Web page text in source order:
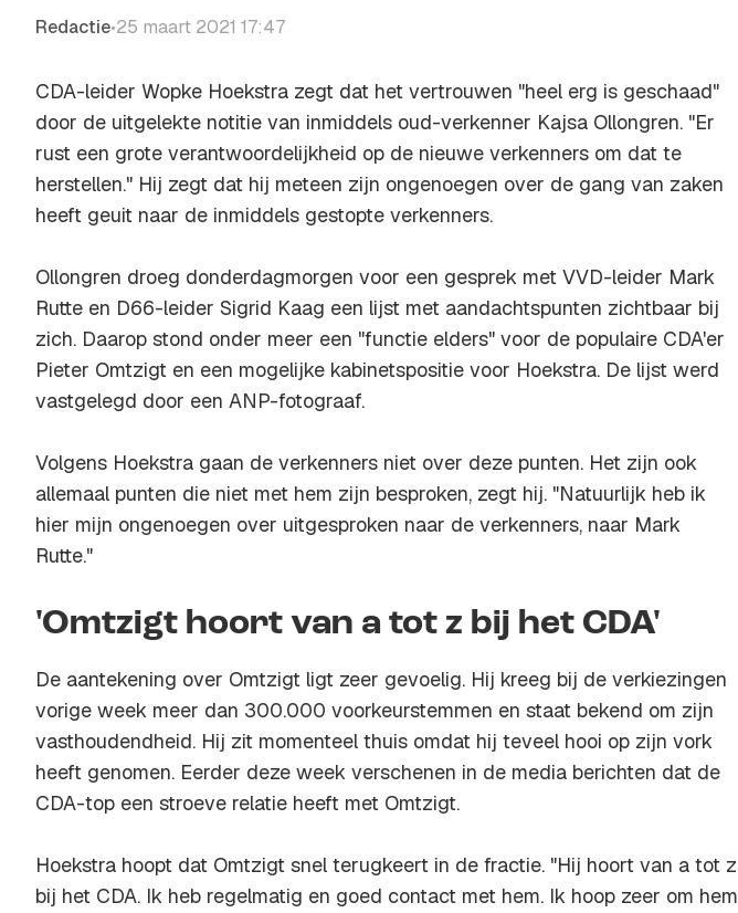
Redactie•25 maart 2021 17:47
CDA-leider Wopke Hoekstra zegt dat het vertrouwen "heel erg is geschaad"
door de uitgelekte notitie van inmiddels oud-verkenner Kajsa Ollongren. "Er
rust een grote verantwoordelijkheid op de nieuwe verkenners om dat te
herstellen." Hij zegt dat hij meteen zijn ongenoegen over de gang van zaken
heeft geuit naar de inmiddels gestopte verkenners.
Ollongren droeg donderdagmorgen voor een gesprek met VVD-leider Mark
Rutte en D66-leider Sigrid Kaag een lijst met aandachtspunten zichtbaar bij
zich. Daarop stond onder meer een "functie elders" voor de populaire CDA'er
Pieter Omtzigt en een mogelijke kabinetspositie voor Hoekstra. De lijst werd
vastgelegd door een ANP-fotograaf.
Volgens Hoekstra gaan de verkenners niet over deze punten. Het zijn ook
allemaal punten die niet met hem zijn besproken, zegt hij. "Natuurlijk heb ik
hier mijn ongenoegen over uitgesproken naar de verkenners, naar Mark
Rutte."
'Omtzigt hoort van a tot z bij het CDA'
De aantekening over Omtzigt ligt zeer gevoelig. Hij kreeg bij de verkiezingen
vorige week meer dan 300.000 voorkeurstemmen en staat bekend om zijn
vasthoudendheid. Hij zit momenteel thuis omdat hij teveel hooi op zijn vork
heeft genomen. Eerder deze week verschenen in de media berichten dat de
CDA-top een stroeve relatie heeft met Omtzigt.
Hoekstra hoopt dat Omtzigt snel terugkeert in de fractie. "Hij hoort van a tot z
bij het CDA. Ik heb regelmatig en goed contact met hem. Ik hoop zeer om hem